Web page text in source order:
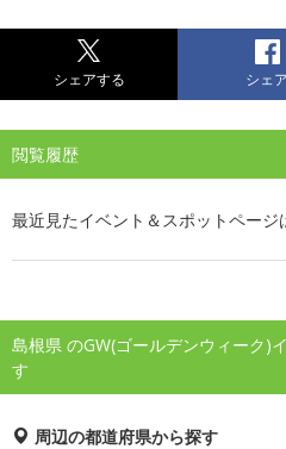
シェアする シェア
閲覧履歴
最近見たイベント＆スポットページ
島根県 のGW(ゴールデンウィーク)
す
周辺の都道府県から探す